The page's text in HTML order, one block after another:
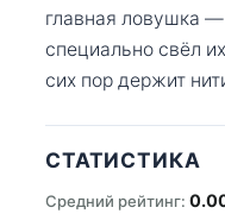
главная ловушка
специально свёл
сих пор держит
СТАТИСТИКА
Средний рейтинг: